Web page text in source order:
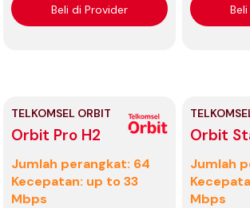
Beli di Provider
TELKOMSEL ORBIT
Orbit Pro H2
Jumlah perangkat: 64
Kecepatan: up to 33
Mbps
Orbit
Antena
Jumlah
Mbps